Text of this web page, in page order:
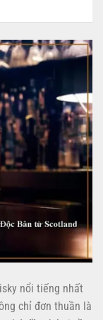
nổi tiếng nhất
chỉ đơn thuần là